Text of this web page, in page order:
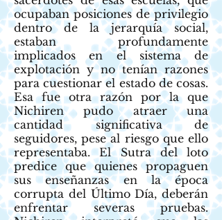
ocupaban posiciones de privilegio
dentro de la jerarquía social,
estaban profundamente
implicados en el sistema de
explotación y no tenían razones
para cuestionar el estado de cosas.
Esa fue otra razón por la que
Nichiren pudo atraer una
cantidad significativa de
seguidores, pese al riesgo que ello
representaba. El Sutra del loto
predice que quienes propaguen
sus enseñanzas en la época
corrupta del Último Día, deberán
enfrentar severas pruebas.